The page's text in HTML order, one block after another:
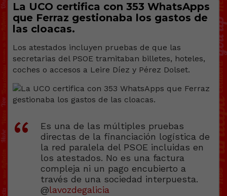
La UCO certifica con 353 WhatsApps
que Ferraz gestionaba los gastos de
las cloacas.
Los atestados incluyen pruebas de que las
secretarias del PSOE tramitaban billetes, hoteles,
coches o accesos a Leire Díez y Pérez Dolset.
Es una de las múltiples pruebas
directas de la financiación logística de
la red paralela del PSOE incluidas en
los atestados. No es una factura
compleja ni un pago encubierto a
través de una sociedad interpuesta.
@lavozdegalicia